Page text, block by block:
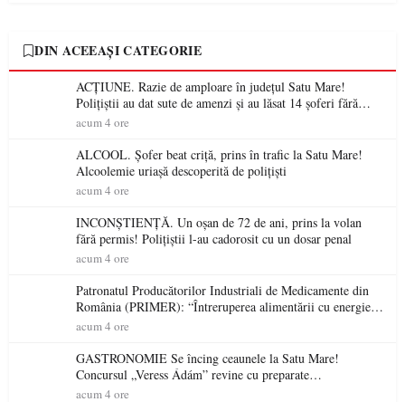
DIN ACEEAȘI CATEGORIE
ACȚIUNE. Razie de amploare în județul Satu Mare!
Polițiștii au dat sute de amenzi și au lăsat 14 șoferi fără
permis într-o singură zi
acum 4 ore
ALCOOL. Șofer beat criță, prins în trafic la Satu Mare!
Alcoolemie uriașă descoperită de polițiști
acum 4 ore
INCONȘTIENȚĂ. Un oșan de 72 de ani, prins la volan
fără permis! Polițiștii l-au cadorosit cu un dosar penal
acum 4 ore
Patronatul Producătorilor Industriali de Medicamente din
România (PRIMER): “Întreruperea alimentării cu energie
electrică a fabricilor de medicamente va pune în pericol
acum 4 ore
GASTRONOMIE Se încing ceaunele la Satu Mare!
Concursul „Veress Ádám” revine cu preparate
spectaculoase, premii și un jurat de renume
acum 4 ore